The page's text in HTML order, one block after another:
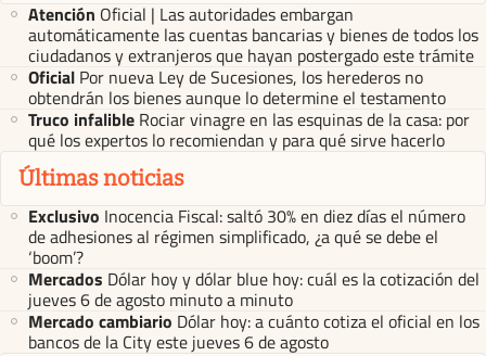
Atención Oficial | Las autoridades embargan
automáticamente las cuentas bancarias y bienes de todos los
ciudadanos y extranjeros que hayan postergado este trámite
Oficial Por nueva Ley de Sucesiones, los herederos no
obtendrán los bienes aunque lo determine el testamento
Truco infalible Rociar vinagre en las esquinas de la casa: por
qué los expertos lo recomiendan y para qué sirve hacerlo
Últimas noticias
Exclusivo Inocencia Fiscal: saltó 30% en diez días el número
de adhesiones al régimen simplificado, ¿a qué se debe el
‘boom’?
Mercados Dólar hoy y dólar blue hoy: cuál es la cotización del
jueves 6 de agosto minuto a minuto
Mercado cambiario Dólar hoy: a cuánto cotiza el oficial en los
bancos de la City este jueves 6 de agosto